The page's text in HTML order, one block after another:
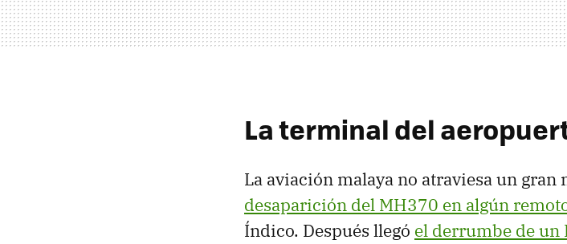
La terminal del
La aviación malaya no atraviesa un
desaparición del MH370 en algún
Índico. Después llegó el derrumbe de un